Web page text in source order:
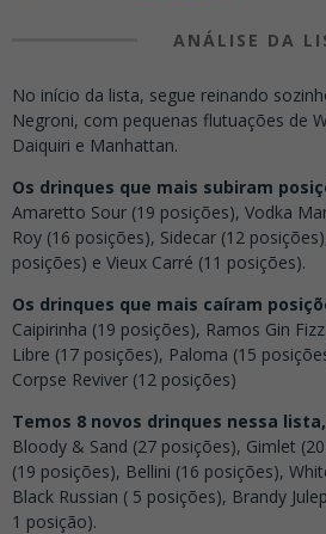
ANÁLISE DA
No início da lista, segue reinando
Negroni, com pequenas flutuações de
Daiquiri e Manhattan.
Os drinques que mais subiram
Amaretto Sour (19 posições), Vodka
Roy (16 posições), Sidecar (12
posições) e Vieux Carré (11 posições).
Os drinques que mais caíram
Caipirinha (19 posições), Ramos Gin
Libre (17 posições), Paloma (15
Corpse Reviver (12 posições)
Temos 8 novos drinques nessa
Bloody & Sand (27 posições), Gimlet
(19 posições), Bellini (16 posições),
Black Russian ( 5 posições), Brandy
1 posição).